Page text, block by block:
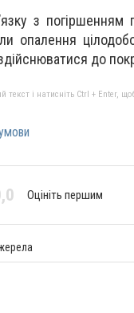
з погіршенням
опалення
до
текст і натисніть Ctrl + Enter,
Оцініть першим